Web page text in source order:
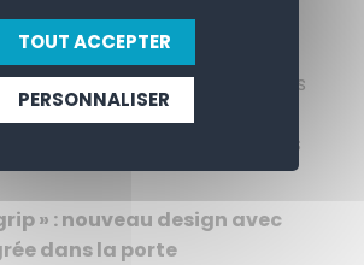
une efficacité de
« easy-on », les filtres
être rapidement retirés,
de démonter les bras
» : nouveau design avec
dans la porte
TOUT ACCEPTER
PERSONNALISER